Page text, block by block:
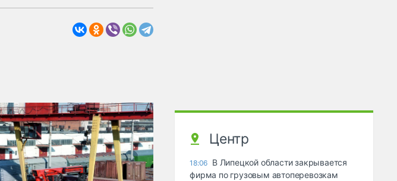
Центр
18:06 В Липецкой области закрывается
фирма по грузовым автоперевозкам